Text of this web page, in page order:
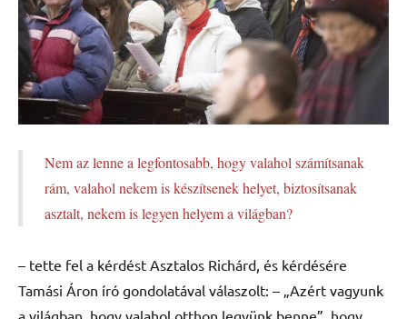
Nem az lenne a legfontosabb, hogy valahol számítsanak
rám, valahol nekem is készítsenek helyet, biztosítsanak
asztalt, nekem is legyen helyem a világban?
– tette fel a kérdést Asztalos Richárd, és kérdésére
Tamási Áron író gondolatával válaszolt: – „Azért vagyunk
a világban, hogy valahol otthon legyünk benne”, hogy